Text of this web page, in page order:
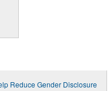
Reduce Gender Disclosure